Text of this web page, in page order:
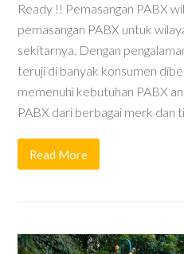
Ready !! Pemasangan PABX
pemasangan PABX untuk
sekitarnya. Dengan
teruji di banyak konsumen
memenuhi kebutuhan PABX
PABX dari berbagai merk dan
Read More